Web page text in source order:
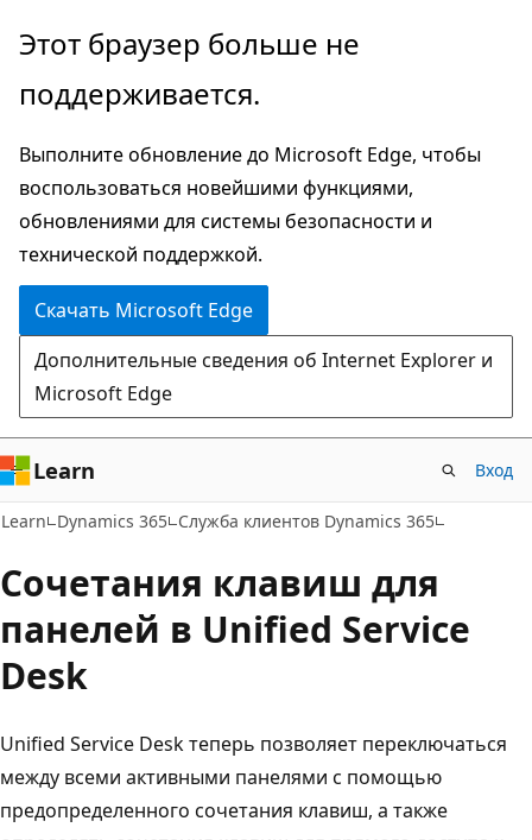
Пропустить
перейти
основному
содержимому
Этот браузер больше не
поддерживается.
Выполните обновление до Microsoft Edge, чтобы
воспользоваться новейшими функциями,
обновлениями для системы безопасности и
технической поддержкой.
Скачать Microsoft Edge
Дополнительные сведения об Internet Explorer и
Microsoft Edge
Learn Вход
Learn Dynamics 365 Служба клиентов Dynamics 365
Сочетания клавиш для
панелей в Unified Service
Desk
Unified Service Desk теперь позволяет переключаться
между всеми активными панелями с помощью
предопределенного сочетания клавиш, а также